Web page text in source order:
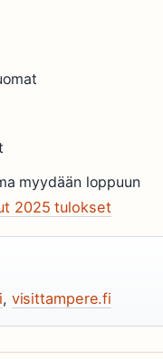
myydään loppuun
2025 tulokset
, visittampere.fi